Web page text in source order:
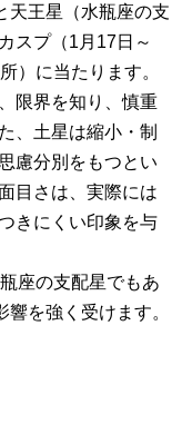
天王星（水瓶座の支
スプ（1月17日～
）に当たります。
限界を知り、慎重
、土星は縮小・制
慮分別をもつとい
目さは、実際には
きにくい印象を与
座の支配星でもあ
を強く受けます。